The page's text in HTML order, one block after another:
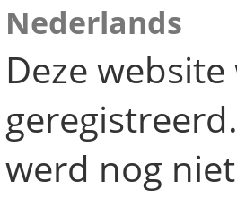
Nederlands
Deze
werd nog